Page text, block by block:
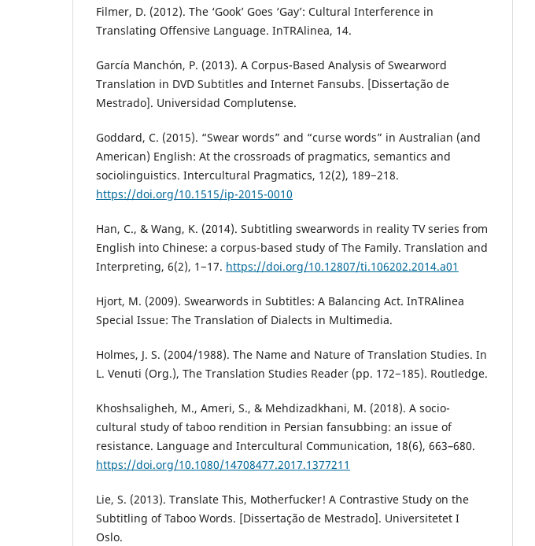
Filmer, D. (2012). The ‘Gook’ Goes ‘Gay’: Cultural Interference in
Translating Offensive Language. InTRAlinea, 14.
García Manchón, P. (2013). A Corpus-Based Analysis of Swearword
Translation in DVD Subtitles and Internet Fansubs. [Dissertação de
Mestrado]. Universidad Complutense.
Goddard, C. (2015). “Swear words” and “curse words” in Australian (and
American) English: At the crossroads of pragmatics, semantics and
sociolinguistics. Intercultural Pragmatics, 12(2), 189−218.
https://doi.org/10.1515/ip-2015-0010
Han, C., & Wang, K. (2014). Subtitling swearwords in reality TV series from
English into Chinese: a corpus-based study of The Family. Translation and
Interpreting, 6(2), 1−17. https://doi.org/10.12807/ti.106202.2014.a01
Hjort, M. (2009). Swearwords in Subtitles: A Balancing Act. InTRAlinea
Special Issue: The Translation of Dialects in Multimedia.
Holmes, J. S. (2004/1988). The Name and Nature of Translation Studies. In
L. Venuti (Org.), The Translation Studies Reader (pp. 172−185). Routledge.
Khoshsaligheh, M., Ameri, S., & Mehdizadkhani, M. (2018). A socio-
cultural study of taboo rendition in Persian fansubbing: an issue of
resistance. Language and Intercultural Communication, 18(6), 663–680.
https://doi.org/10.1080/14708477.2017.1377211
Lie, S. (2013). Translate This, Motherfucker! A Contrastive Study on the
Subtitling of Taboo Words. [Dissertação de Mestrado]. Universitetet I
Oslo.